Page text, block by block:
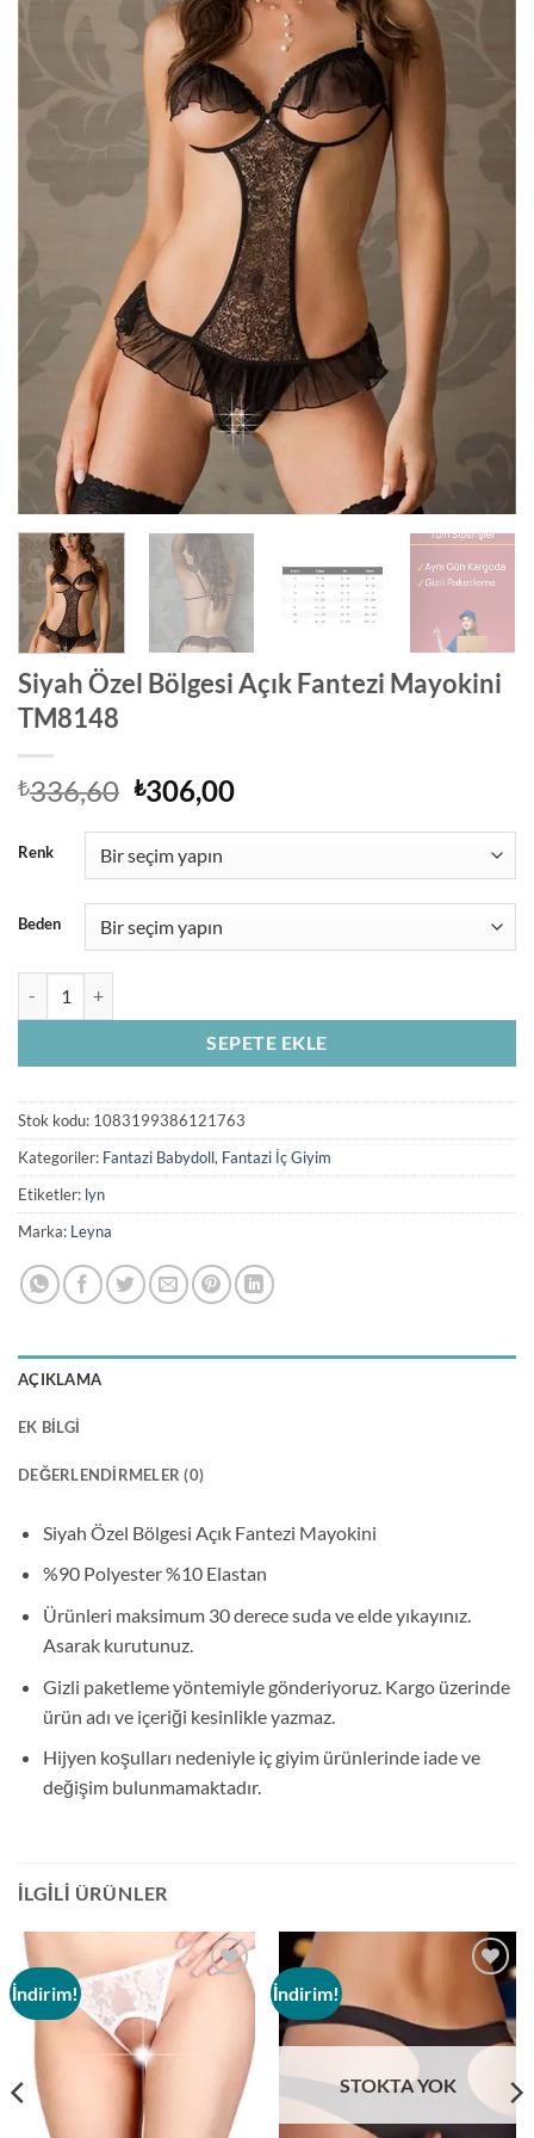
Siyah Özel Bölgesi Açık Fantezi Mayokini
TM8148
₺336,60 Orijinal
fiyat:
₺336,60.
₺306,00Şu
₺306,00.
Renk
Beden
SEPETE EKLE
Stok kodu: 1083199386121763
Kategoriler: Fantazi Babydoll, Fantazi İç Giyim
Etiketler: lyn
Marka: Leyna
AÇIKLAMA
EK BILGI
DEĞERLENDIRMELER (0)
Siyah Özel Bölgesi Açık Fantezi Mayokini
%90 Polyester %10 Elastan
Ürünleri maksimum 30 derece suda ve elde yıkayınız.
Asarak kurutunuz.
Gizli paketleme yöntemiyle gönderiyoruz. Kargo üzerinde
ürün adı ve içeriği kesinlikle yazmaz.
Hijyen koşulları nedeniyle iç giyim ürünlerinde iade ve
değişim bulunmamaktadır.
İLGILI ÜRÜNLER
İndirim! İndirim!
Add to
wishlist
STOKTA YOK